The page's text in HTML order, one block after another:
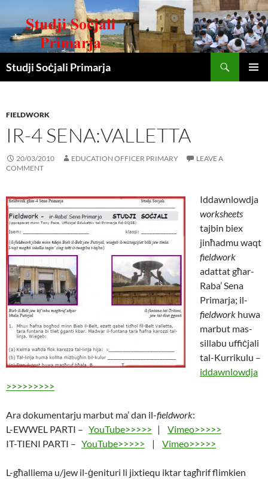
Studji Soċjali Primarja
FIELDWORK
IR-4 SENA:VALLETTA
20/03/2010 EDUCATION OFFICER PRIMARY
LEAVE A
COMMENT
Iddawnlowdja
worksheets
tajbin biex
jinħadmu waqt
fieldwork
adattat għar-
Raba’ Sena
Primarja; il-
fieldwork huwa
marbut mas-
sillabu uffiċjali
tal-Kurrikulu –
iddawnlowdja
>>>>>>>>>
Ara dokumentarju marbut ma’ dan il-fieldwork:
L-EWWEL PARTI – YouTube>>>>> | Vimeo>>>>>
IT-TIENI PARTI – YouTube>>>>> | Vimeo>>>>>
L-għalliema u/jew il-ġenituri li jixtiequ iktar tagħrif flimkien